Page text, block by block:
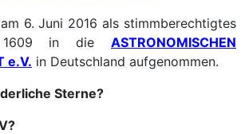
6. Juni 2016 als stimmberechtigtes
1609 in die ASTRONOMISCHEN
e.V. in Deutschland aufgenommen.
Sterne?